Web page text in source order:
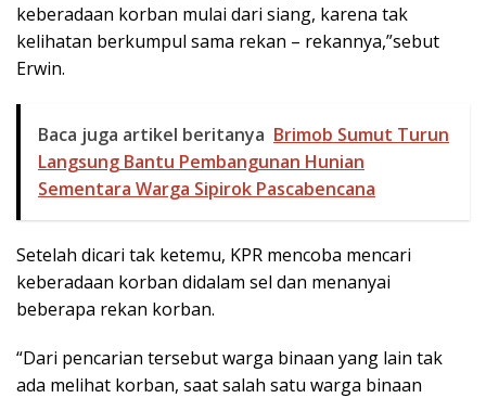
keberadaan korban mulai dari siang, karena tak
kelihatan berkumpul sama rekan – rekannya,”sebut
Erwin.
Baca juga artikel beritanya Brimob Sumut Turun
Langsung Bantu Pembangunan Hunian
Sementara Warga Sipirok Pascabencana
Setelah dicari tak ketemu, KPR mencoba mencari
keberadaan korban didalam sel dan menanyai
beberapa rekan korban.
“Dari pencarian tersebut warga binaan yang lain tak
ada melihat korban, saat salah satu warga binaan